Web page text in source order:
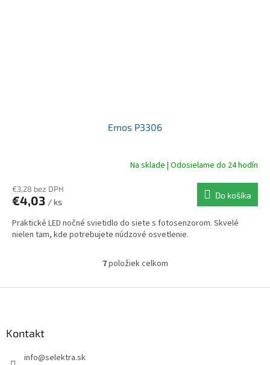
Emos P3306
Na sklade | Odosielame do 24 hodín
€3,28 bez DPH
€4,03 / ks
Do košíka
Praktické LED nočné svietidlo do siete s fotosenzorom. Skvelé
nielen tam, kde potrebujete núdzové osvetlenie.
O
l
7položiek celkom
Kontakt
info@selektra.sk